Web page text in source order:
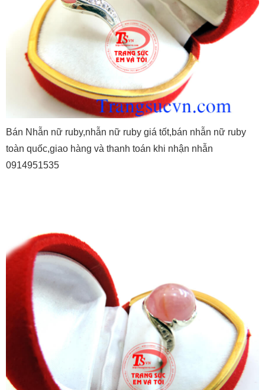
Bán Nhẫn nữ ruby,nhẫn nữ ruby giá tốt,bán nhẫn nữ ruby
toàn quốc,giao hàng và thanh toán khi nhận nhẫn
0914951535